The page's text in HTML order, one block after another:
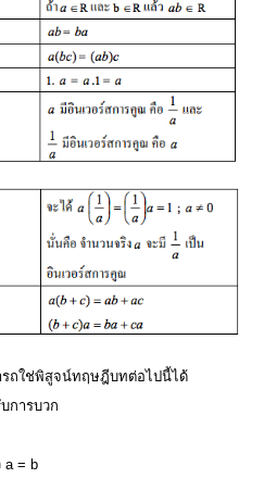
ถใช่พิสูจน์ทฤษฎีบทต่อไปนี้ได้
การบวก
= b